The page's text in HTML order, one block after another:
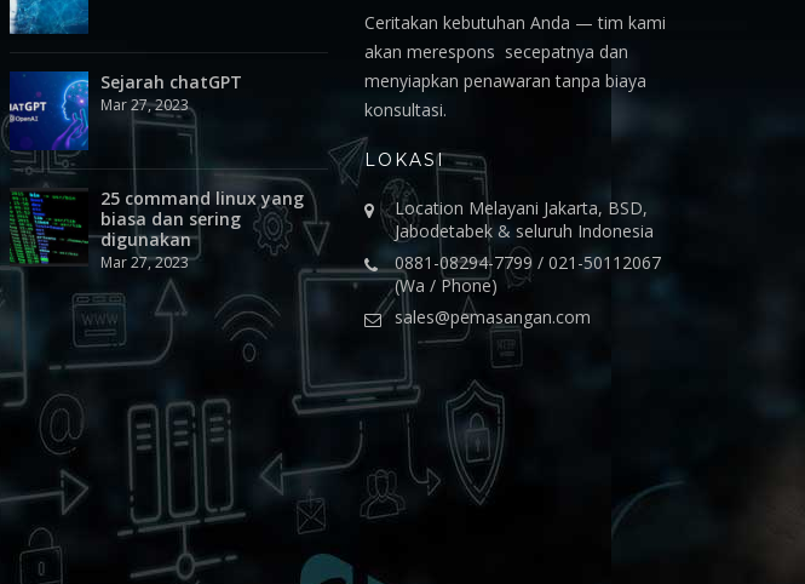
Sejarah chatGPT
Mar 27, 2023
25 command linux yang
biasa dan sering
digunakan
Mar 27, 2023
Ceritakan kebutuhan Anda — tim kami
akan merespons secepatnya dan
menyiapkan penawaran tanpa biaya
konsultasi.
LOKASI
Location Melayani Jakarta, BSD,
Jabodetabek & seluruh Indonesia
0881-08294-7799 / 021-50112067
(Wa / Phone)
sales@pemasangan.com